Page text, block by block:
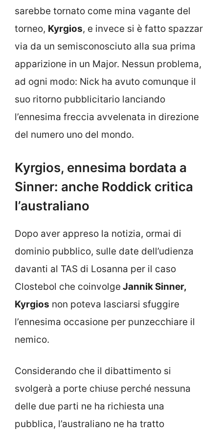
sarebbe tornato come mina vagante del
torneo, Kyrgios, e invece si è fatto spazzar
via da un semisconosciuto alla sua prima
apparizione in un Major. Nessun problema,
ad ogni modo: Nick ha avuto comunque il
suo ritorno pubblicitario lanciando
l’ennesima freccia avvelenata in direzione
del numero uno del mondo.
Kyrgios, ennesima bordata a
Sinner: anche Roddick critica
l’australiano
Dopo aver appreso la notizia, ormai di
dominio pubblico, sulle date dell’udienza
davanti al TAS di Losanna per il caso
Clostebol che coinvolge Jannik Sinner,
Kyrgios non poteva lasciarsi sfuggire
l’ennesima occasione per punzecchiare il
nemico.
Considerando che il dibattimento si
svolgerà a porte chiuse perché nessuna
delle due parti ne ha richiesta una
pubblica, l’australiano ne ha tratto